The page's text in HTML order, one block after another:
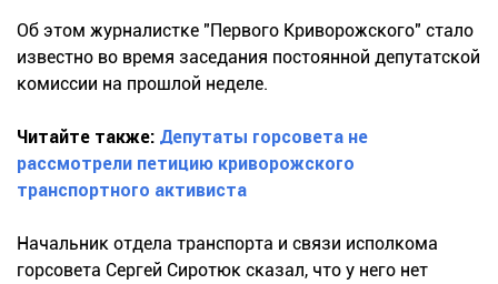
Об этом журналистке "Первого Криворожского" стало
известно во время заседания постоянной депутатской
комиссии на прошлой неделе.
Читайте также: Депутаты горсовета не
рассмотрели петицию криворожского
транспортного активиста
Начальник отдела транспорта и связи исполкома
горсовета Сергей Сиротюк сказал, что у него нет